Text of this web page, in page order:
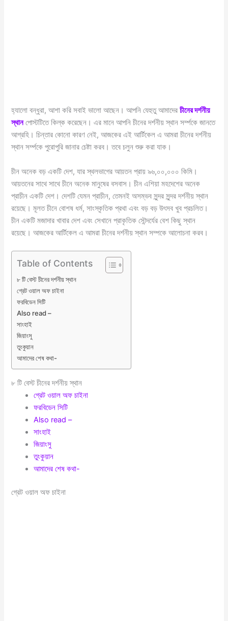
হ্যালো বন্ধুরা, আশা করি সবাই ভালো আছেন। আপনি যেহুতু আমাদেরচীনের দর্শনীয়
স্থানপোস্টটিতে কিল্ক করেছেন। এর মানে আপনি চীনের দর্শনীয় স্থান সর্ম্পকে জানতে
আগ্রহি। চিন্তার কোনো কারণ নেই, আজকের এই আর্টিকেল এ আমরা চীনের দর্শনীয়
স্থান সর্ম্পকে পুরোপুরি জানার চেষ্টা করব। তবে চলুন শুরু করা যাক।
চীন অনেক বড় একটি দেশ, যার স্থলভাগের আয়তন প্রায় ৯৬,০০,০০০ কিমি।
আয়তনের সাথে সাথে চীনে অনেক মানুষের বসবাস। চীন এশিয়া মহদেশের অনেক
প্রাচীন একটি দেশ। দেশটি যেমন প্রাচীন, তেমনই অসম্ভব সুন্দর সুন্দর দর্শনীয় স্থান
রয়েছে। মূলত চীনে বোশষ ধর্ম, সাংস্কৃতিক প্রথা এবং বড় বড় উৎসব খুব প্রচলিত।
চীন একটি মজাদার খাবার দেশ এবং সেখানে প্রাকৃতিক সৌন্দর্যের বেশ কিছু স্থান
রয়েছে। আজকের আর্টিকেল এ আমরা চীনের দর্শনীয় স্থান সম্পকে আলোচনা করব।
Table of Contents
৮ টি বেস্ট চীনের দর্শনীয় স্থান
গ্রেট ওয়াল অফ চাইনা
ফরবিডেন সিটি
Also read –
সাংহাই
জিয়াংসু
তুংকুয়ান
আমাদের শেষ কথা-
৮ টি বেস্ট চীনের দর্শনীয় স্থান
গ্রেট ওয়াল অফ চাইনা
ফরবিডেন সিটি
Also read –
সাংহাই
জিয়াংসু
তুংকুয়ান
আমাদের শেষ কথা-
গ্রেট ওয়াল অফ চাইনা